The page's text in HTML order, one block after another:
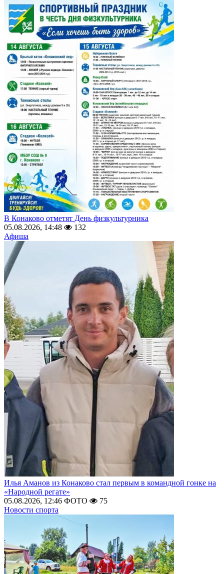
В Конаково отметят День физкультурника
05.08.2026, 14:48
132
Афиша
Илья Аманов из Конаково стал первым в командной гонке на
«Народной регате»
05.08.2026, 12:46 ФОТО
75
Новости спорта